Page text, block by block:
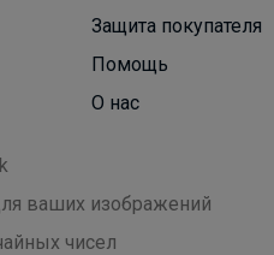
Защита покупателя
Помощь
О нас
ваших изображений
чисел